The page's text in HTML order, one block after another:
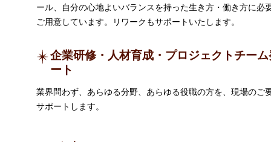
ール、自分の心地よいバランスを持った生き方・働き方に必
ご用意しています。リワークもサポートいたします。
企業研修・人材育成・プロジェクトチー
ート
業界問わず、あらゆる分野、あらゆる役職の方を、現場のご
サポートします。